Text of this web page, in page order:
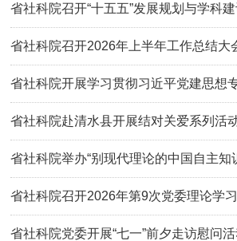
省社科院召开“十五五”发展规划与学科
讨会
省社科院召开2026年上半年工作总结大
省社科院开展学习贯彻习近平党建思想
省社科院赴清水县开展结对关爱系列活
省社科院举办“别现代理论的中国自主知
及国际共享”学术讲座
省社科院召开2026年第9次党委理论学
议
省社科院党委开展“七一”前夕走访慰问